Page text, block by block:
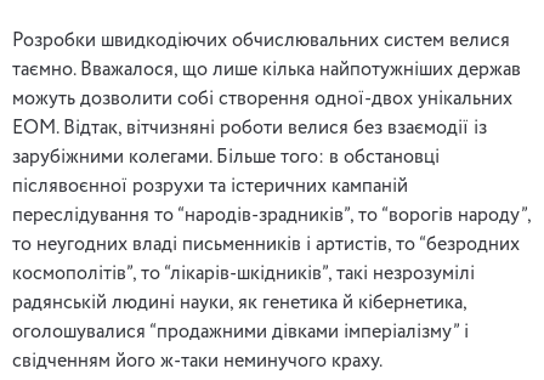
Розробки швидкодіючих обчислювальних систем велися
таємно. Вважалося, що лише кілька найпотужніших держав
можуть дозволити собі створення одної-двох унікальних
ЕОМ. Відтак, вітчизняні роботи велися без взаємодії із
зарубіжними колегами. Більше того: в обстановці
післявоєнної розрухи та істеричних кампаній
переслідування то “народів-зрадників”, то “ворогів народу”,
то неугодних владі письменників і артистів, то “безродних
космополітів”, то “лікарів-шкідників”, такі незрозумілі
радянській людині науки, як генетика й кібернетика,
оголошувалися “продажними дівками імперіалізму” і
свідченням його ж-таки неминучого краху.